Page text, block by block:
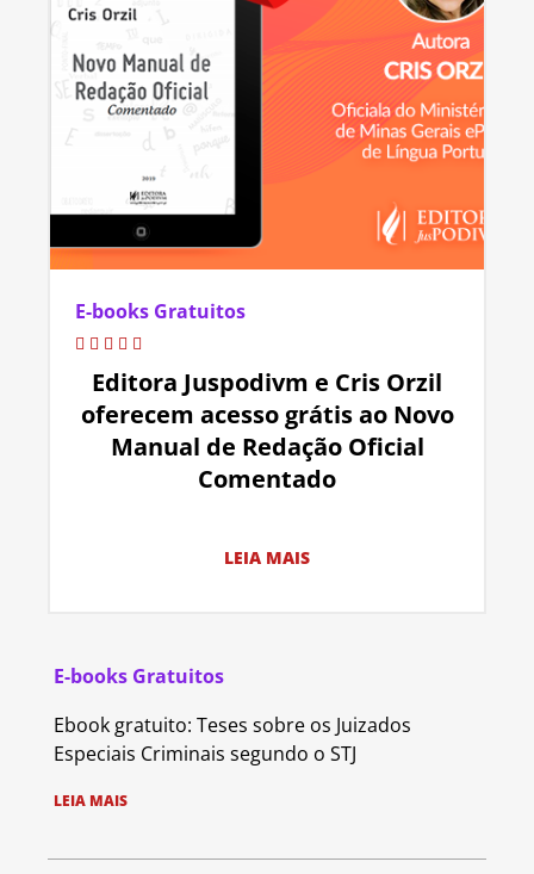
E-books Gratuitos
Editora Juspodivm e Cris Orzil
oferecem acesso grátis ao Novo
Manual de Redação Oficial
Comentado
LEIA MAIS
E-books Gratuitos
Ebook gratuito: Teses sobre os Juizados
Especiais Criminais segundo o STJ
LEIA MAIS